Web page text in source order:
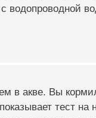
водопроводной
в акве. Вы
тест на